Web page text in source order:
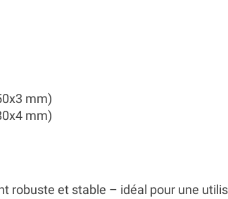
mm)
mm)
robuste et stable – idéal pour une